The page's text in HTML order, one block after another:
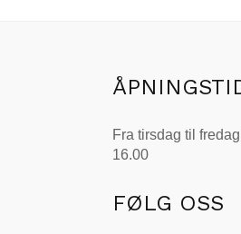
Fra tirsdag til
16.00
FØLG OSS